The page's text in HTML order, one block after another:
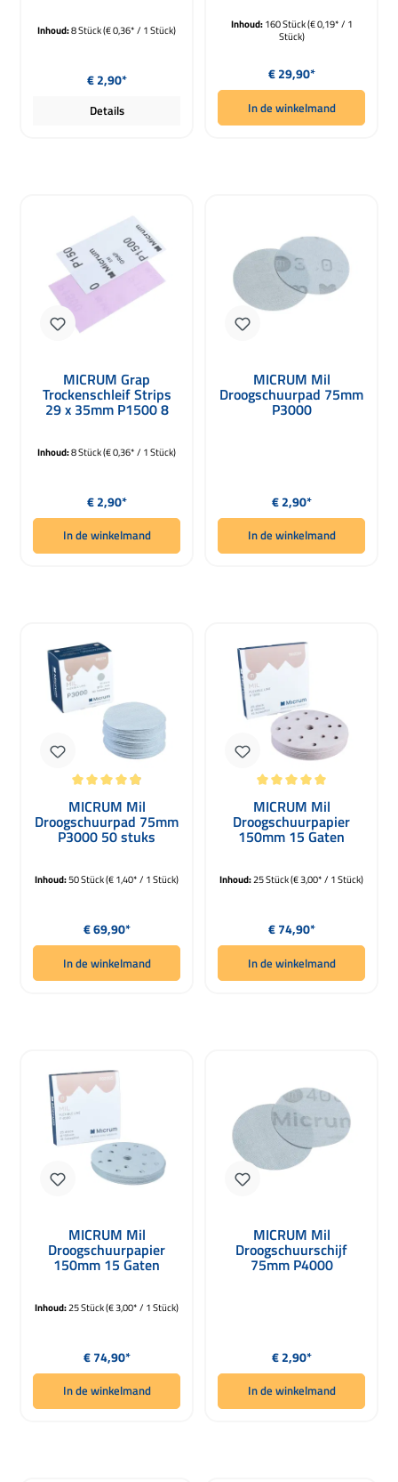
Inhoud:8 Stück(€ 0,36* / 1 Stück)
Normale prijs:
€ 2,90*
Details
Inhoud:160 Stück(€ 0,19* / 1
Stück)
Normale prijs:
€ 29,90*
In de winkelmand
MICRUM Grap
Trockenschleif Strips
29 x 35mm P1500 8
Inhoud:8 Stück(€ 0,36* / 1 Stück)
Normale prijs:
€ 2,90*
In de winkelmand
MICRUM Mil
Droogschuurpad 75mm
P3000
Normale prijs:
€ 2,90*
In de winkelmand
Gemiddelde waardering van 4.88 van 5 sterren
MICRUM Mil
Droogschuurpad 75mm
P3000 50 stuks
Inhoud:50 Stück(€ 1,40* / 1 Stück)
Normale prijs:
€ 69,90*
In de winkelmand
Gemiddelde waardering van 5 van
MICRUM Mil
Droogschuurpapier
150mm 15 Gaten
Inhoud:25 Stück(€ 3,00* / 1 Stück)
Normale prijs:
€ 74,90*
In de winkelmand
MICRUM Mil
Droogschuurpapier
150mm 15 Gaten
Inhoud:25 Stück(€ 3,00* / 1 Stück)
Normale prijs:
€ 74,90*
In de winkelmand
MICRUM Mil
Droogschuurschijf
75mm P4000
Normale prijs:
€ 2,90*
In de winkelmand